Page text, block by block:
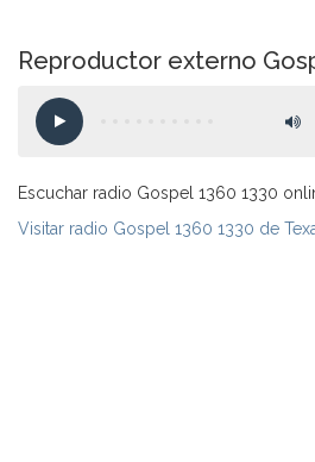
Reproductor externo
Escuchar radio Gospel 1360 1330
Visitar radio Gospel 1360 1330 de